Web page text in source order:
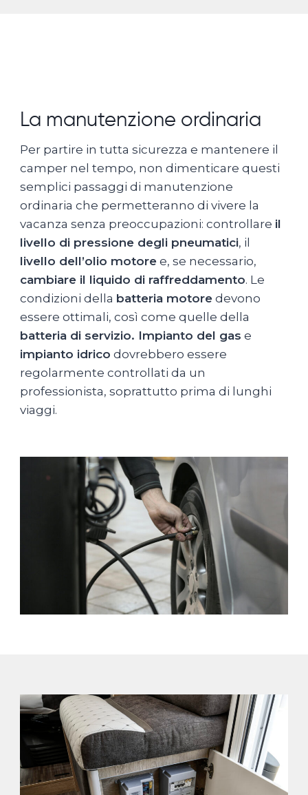
La manutenzione ordinaria
Per partire in tutta sicurezza e mantenere il
camper nel tempo, non dimenticare questi
semplici passaggi di manutenzione
ordinaria che permetteranno di vivere la
vacanza senza preoccupazioni: controllare il
livello di pressione degli pneumatici, il
livello dell’olio motoree, se necessario,
cambiare il liquido di raffreddamento. Le
condizioni della batteria motoredevono
essere ottimali, così come quelle della
batteria di servizio. Impianto del gas e
impianto idrico dovrebbero essere
regolarmente controllati da un
professionista, soprattutto prima di lunghi
viaggi.